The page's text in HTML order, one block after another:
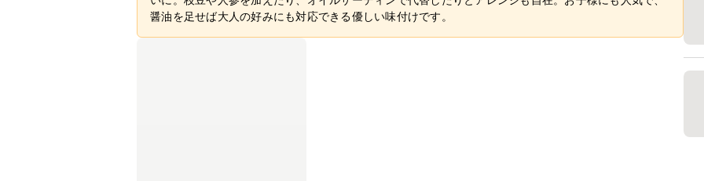
醤油を足せば大人の好みにも対応できる優しい味付けです。